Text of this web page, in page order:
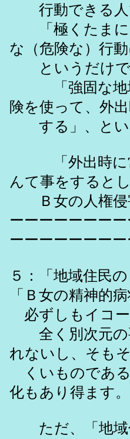
行動できる人
「極くたまに
な（危険な）行
というだけで
「強固な地域
険を使って、外
する」、とい
「外出時に常
んて事をすると
Ｂ女の人権侵
ーーーーーーー
ーーーーーーー
５：「地域住民
「Ｂ女の精神的
必ずしもイコ
全く別次元の
れないし、そも
くいものであ
化もあり得ます。
ただ、「地域